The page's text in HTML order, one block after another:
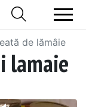
de lămâie
lamaie